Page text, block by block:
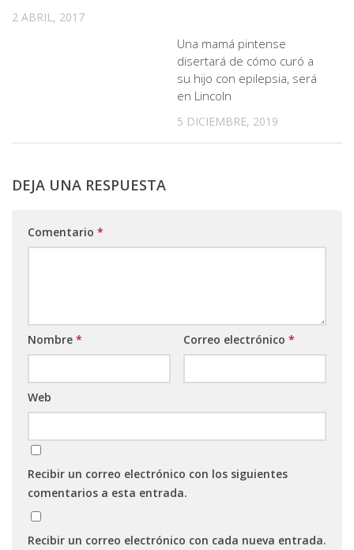
2 ABRIL, 2017
Una mamá pintense
disertará de cómo curó a
su hijo con epilepsia, será
en Lincoln
5 DICIEMBRE, 2019
DEJA UNA RESPUESTA
Comentario *
Nombre * Correo electrónico *
Web
Recibir un correo electrónico con los siguientes
comentarios a esta entrada.
Recibir un correo electrónico con cada nueva entrada.